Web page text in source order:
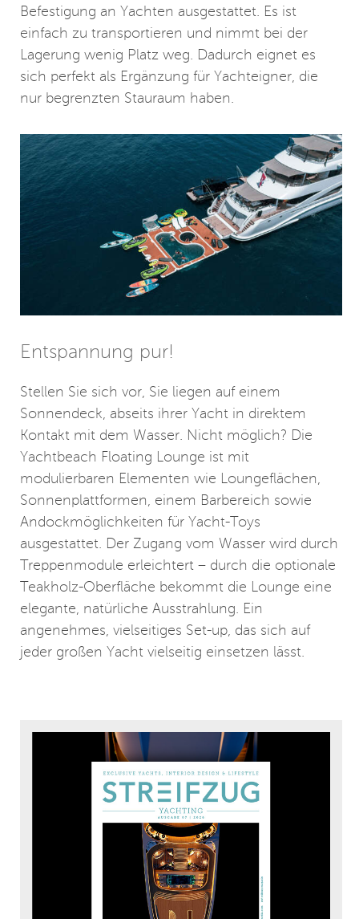
Befestigung an Yachten ausgestattet. Es ist
einfach zu transportieren und nimmt bei der
Lagerung wenig Platz weg. Dadurch eignet es
sich perfekt als Ergänzung für Yachteigner, die
nur begrenzten Stauraum haben.
Entspannung pur!
Stellen Sie sich vor, Sie liegen auf einem
Sonnendeck, abseits ihrer Yacht in direktem
Kontakt mit dem Wasser. Nicht möglich? Die
Yachtbeach Floating Lounge ist mit
modulierbaren Elementen wie Loungeflächen,
Sonnenplattformen, einem Barbereich sowie
Andockmöglichkeiten für Yacht-Toys
ausgestattet. Der Zugang vom Wasser wird durch
Treppenmodule erleichtert – durch die optionale
Teakholz-Oberfläche bekommt die Lounge eine
elegante, natürliche Ausstrahlung. Ein
angenehmes, vielseitiges Set-up, das sich auf
jeder großen Yacht vielseitig einsetzen lässt.